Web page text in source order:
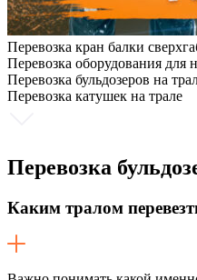
Перевозка кран балки
Перевозка оборудования для
Перевозка бульдозеров на
Перевозка катушек на трале
Перевозка
Каким тралом